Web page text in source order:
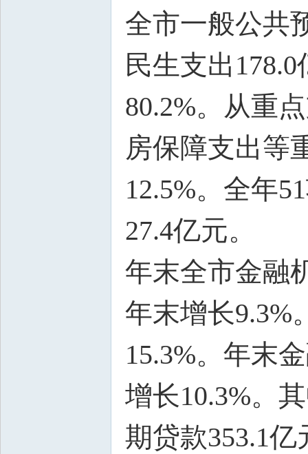
全市一般公共
民生支出
80.2%。从重
房保障支出等
12.5%。全年
27.4亿元。
年末全市金融
年末增长9.3%
15.3%。年末
增长10.3%。
期贷款353.1亿